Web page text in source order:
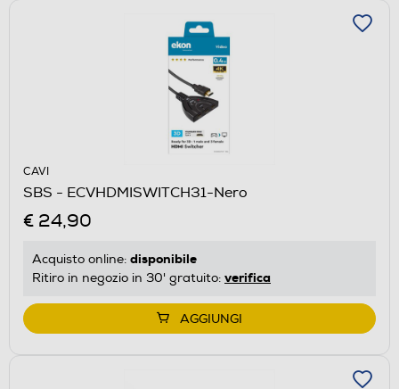
CAVI
SBS - ECVHDMISWITCH31-Nero
€ 24,90
Acquisto online: disponibile
Ritiro in negozio in 30' gratuito: verifica
AGGIUNGI